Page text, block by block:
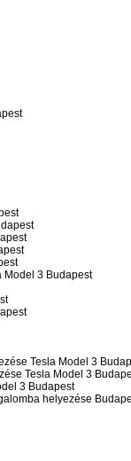
Model 3 Budapest
Tesla Model 3
Tesla Model 3
3 Budapest
helyezése